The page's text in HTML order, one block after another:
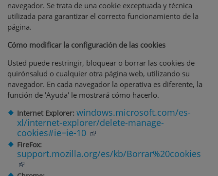
navegador. Se trata de una cookie exceptuada y técnica
utilizada para garantizar el correcto funcionamiento de la
página.
Cómo modificar la configuración de las cookies
Usted puede restringir, bloquear o borrar las cookies de
quirónsalud o cualquier otra página web, utilizando su
navegador. En cada navegador la operativa es diferente, la
función de 'Ayuda' le mostrará cómo hacerlo.
Internet Explorer: windows.microsoft.com/es-
xl/internet-explorer/delete-manage-
cookies#ie=ie-10
FireFox:
support.mozilla.org/es/kb/Borrar%20cookies